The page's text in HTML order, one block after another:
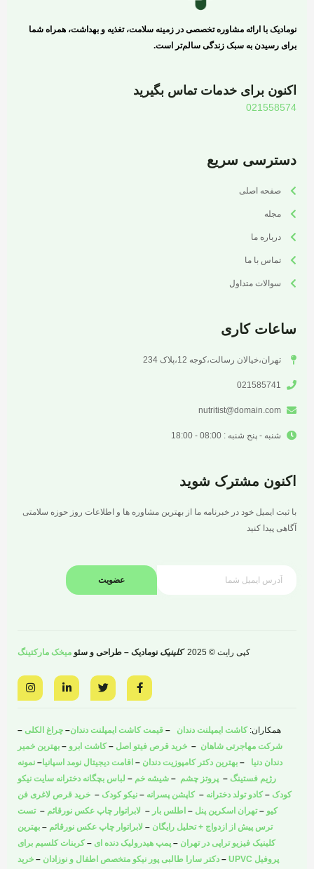
نومادیک با ارائه مشاوره تخصصی در زمینه سلامت، تغذیه و بهداشت، همراه شما
برای رسیدن به سبک زندگی سالم‌تر است.
اکنون برای خدمات تماس بگیرید
021558574
دسترسی سریع
صفحه اصلی
مجله
درباره ما
تماس با ما
سوالات متداول
ساعات کاری
تهران،خیالان رسالت،کوجه 12،پلاک 234
021585741
nutritist@domain.com
شنبه - پنج شنبه : 08:00 - 18:00
اکنون مشترک شوید
با ثبت ایمیل خود در خبرنامه ما از بهترین مشاوره ها و اطلاعات روز حوزه سلامتی
آگاهی پیدا کنید
عضویت
کپی رایت © 2025 کلینیک نومادیک – طراحی و سئو میخک مارکتینگ
F
a
c
o
o
k
-
w
i
e
r
L
i
n
d
-
n
I
n
s
g
r
a
m
همکاران: کاشت ایمپلنت دندان – قیمت کاشت ایمپلنت دندان– چراغ الکلی –
شرکت مهاجرتی شاهان – خرید قرص فیتو اصل –کاشت ابرو – بهترین خمیر
دندان دنیا – بهترین دکتر کامپوزیت دندان – اقامت دیجیتال نومد اسپانیا– نمونه
رژیم فستینگ – پروتز چشم – شیشه خم – لباس بچگانه دخترانه سایت نیکو
کودک –کادو تولد دخترانه –کاپشن پسرانه – نیکو کودک – خرید قرص لاغری فن
کیو –تهران اسکرین پنل – اطلس بار – لابراتوار چاپ عکس نورقائم –تست
ترس پیش از ازدواج + تحلیل رایگان – لابراتوار چاپ عکس نورقائم – بهترین
کلینیک فیزیو تراپی در تهران – پمپ هیدرولیک دنده ای –کربنات کلسیم برای
پروفیل UPVC
– دکتر سارا طالبی پور نیکو متخصص اطفال و نوزادان – خرید